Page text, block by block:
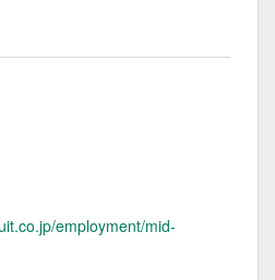
employment/mid-